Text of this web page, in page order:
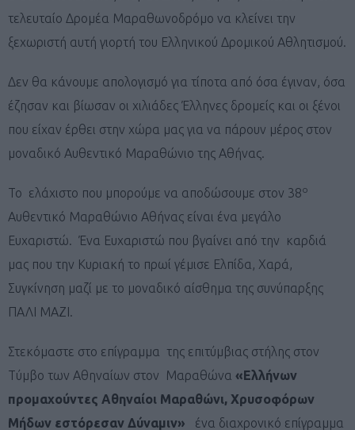
τελευταίο Δρομέα Μαραθωνοδρόμο να κλείνει την
ξεχωριστή αυτή γιορτή του Ελληνικού Δρομικού Αθλητισμού.
Δεν θα κάνουμε απολογισμό για τίποτα από όσα έγιναν, όσα
έζησαν και βίωσαν οι χιλιάδες Έλληνες δρομείς και οι ξένοι
που είχαν έρθει στην χώρα μας για να πάρουν μέρος στον
μοναδικό Αυθεντικό Μαραθώνιο της Αθήνας.
Το ελάχιστο που μπορούμε να αποδώσουμε στον 38ο
Αυθεντικό Μαραθώνιο Αθήνας είναι ένα μεγάλο
Ευχαριστώ. Ένα Ευχαριστώ που βγαίνει από την καρδιά
μας που την Κυριακή το πρωί γέμισε Ελπίδα, Χαρά,
Συγκίνηση μαζί με το μοναδικό αίσθημα της συνύπαρξης
ΠΑΛΙ ΜΑΖΙ.
Στεκόμαστε στο επίγραμμα της επιτύμβιας στήλης στον
Τύμβο των Αθηναίων στον Μαραθώνα «Ελλήνων
προμαχούντες Αθηναίοι Μαραθώνι, Χρυσοφόρων
Μήδων εστόρεσαν Δύναμιν» ένα διαχρονικό επίγραμμα